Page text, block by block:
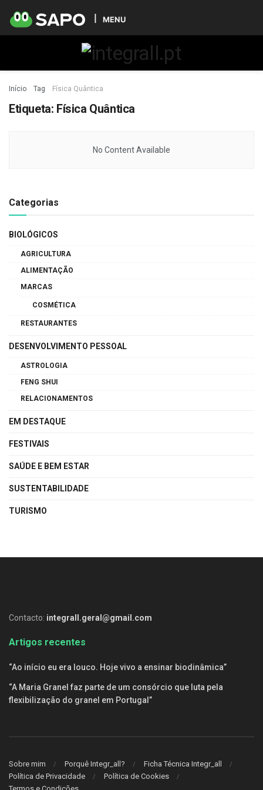
MENU
Início Tag Física Quântica
Etiqueta: Física Quântica
No Content Available
Categorias
BIOLÓGICOS
AGRICULTURA
ALIMENTAÇÃO
MARCAS
COSMÉTICA
RESTAURANTES
DESENVOLVIMENTO PESSOAL
ASTROLOGIA
FENG SHUI
RELACIONAMENTOS
EM DESTAQUE
FESTIVAIS
SAÚDE E BEM ESTAR
SUSTENTABILIDADE
TURISMO
Contacto: integrall.geral@gmail.com
Artigos recentes
“Ao início eu era louco. Hoje vivo a ensinar biodinâmica”
“A Maria Granel faz parte de um consórcio que luta pela
flexibilização do granel em Portugal”
Sobre mim Porquê Integr_all?
Ficha Técnica Integr_all
Política de Privacidade
Política de Cookies
Termos e Condições